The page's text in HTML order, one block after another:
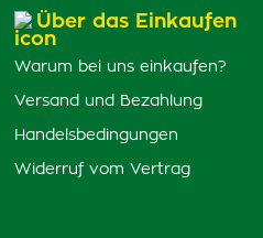
Über das Einkaufen
Warum bei uns einkaufen?
Versand und Bezahlung
Handelsbedingungen
Widerruf vom Vertrag